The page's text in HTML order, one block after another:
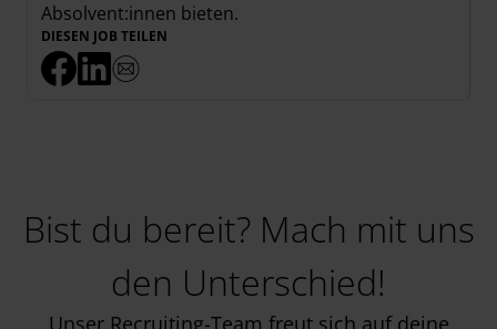
Absolvent:innen bieten.
DIESEN JOB TEILEN
Bist du bereit? Mach mit uns
den Unterschied!
Unser Recruiting-Team freut sich auf deine